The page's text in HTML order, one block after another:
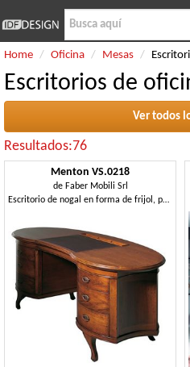
Home Oficina Mesas
Escritorios de
Ver todos
Resultados:76
Menton VS.0218
de Faber Mobili Srl
Escritorio de nogal en forma de frijol, para las oficinas elegantes